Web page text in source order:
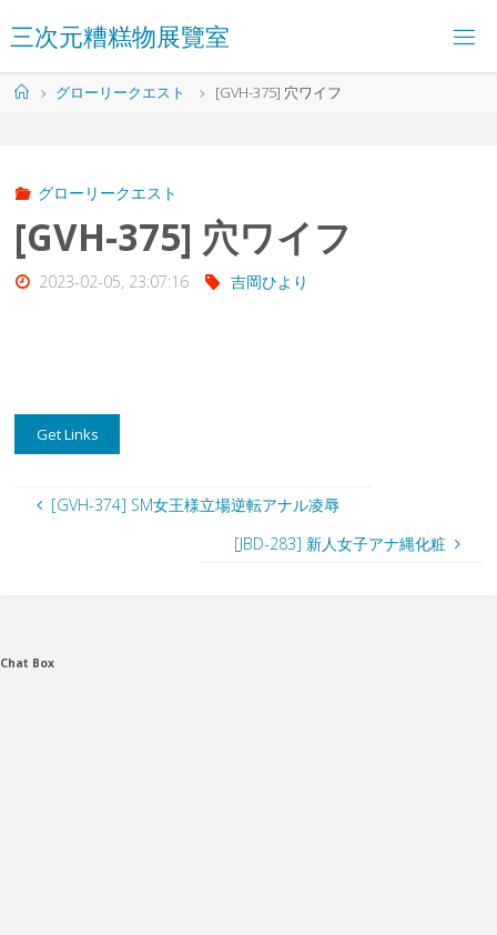
ン
テ
ン
三次元糟糕物展覽室
ホ
グローリークエスト [GVH-375] 穴ワイフ
グローリークエスト
[GVH-375] 穴ワイフ
2023-02-05, 23:07:16 吉岡ひより
[GVH-374] SM女王様立場逆転アナル凌辱
[JBD-283] 新人女子アナ縄化粧
Chat Box